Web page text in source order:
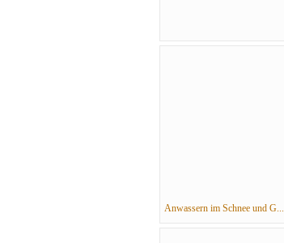
Anwassern im Schnee und G...